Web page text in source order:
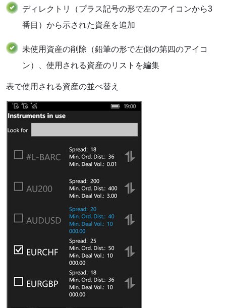
ディレクトリ（プラス記号の形で左のアイコンから3
番目）から示された資産を追加
未使用資産の削除（鉛筆の形で左側の第四のアイコ
ン）、使用される資産のリストを編集
表で使用される資産の並べ替え